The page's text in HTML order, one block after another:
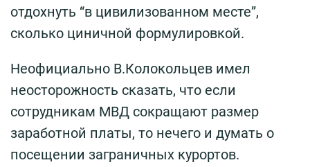
отдохнуть “в цивилизованном месте”,
сколько циничной формулировкой.
Неофициально В.Колокольцев имел
неосторожность сказать, что если
сотрудникам МВД сокращают размер
заработной платы, то нечего и думать о
посещении заграничных курортов.